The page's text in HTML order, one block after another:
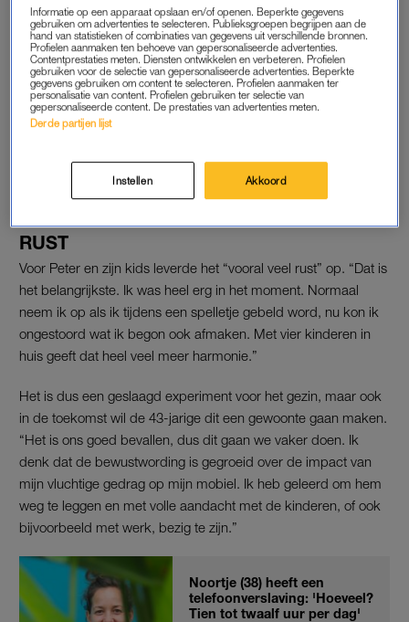
apparaat de hele dag.
“Normaal gesproken check ik regelmatig of er iets is
binnengekomen”, legt hij uit. Peters zoon is blij met het
resultaat van het experiment. “We zijn er die dag met z’n allen
heel bewust mee bezig geweest.” De telefoonloze-zondag
mijn partner heb ik vaak genoeg te horen gekregen dat ik
minder op mijn telefoon moet zitten.”
RUST
Voor Peter en zijn kids leverde het “vooral veel rust” op. “Dat is
het belangrijkste. Ik was heel erg in het moment. Normaal
neem ik op als ik tijdens een spelletje gebeld word, nu kon ik
ongestoord wat ik begon ook afmaken. Met vier kinderen in
huis geeft dat heel veel meer harmonie.”
Het is dus een geslaagd experiment voor het gezin, maar ook
in de toekomst wil de 43-jarige dit een gewoonte gaan maken.
“Het is ons goed bevallen, dus dit gaan we vaker doen. Ik
denk dat de bewustwording is gegroeid over de impact van
mijn vluchtige gedrag op mijn mobiel. Ik heb geleerd om hem
weg te leggen en met volle aandacht met de kinderen, of ook
bijvoorbeeld met werk, bezig te zijn.”
Noortje (38) heeft een
telefoonverslaving: 'Hoeveel?
Tien tot twaalf uur per dag'
Informatie op een apparaat opslaan en/of openen. Beperkte gegevens
gebruiken om advertenties te selecteren. Publieksgroepen begrijpen aan de
hand van statistieken of combinaties van gegevens uit verschillende bronnen.
Profielen aanmaken ten behoeve van gepersonaliseerde advertenties.
Contentprestaties meten. Diensten ontwikkelen en verbeteren. Profielen
gebruiken voor de selectie van gepersonaliseerde advertenties. Beperkte
gegevens gebruiken om content te selecteren. Profielen aanmaken ter
personalisatie van content. Profielen gebruiken ter selectie van
gepersonaliseerde content. De prestaties van advertenties meten.
Derde partijen lijst
Instellen Akkoord